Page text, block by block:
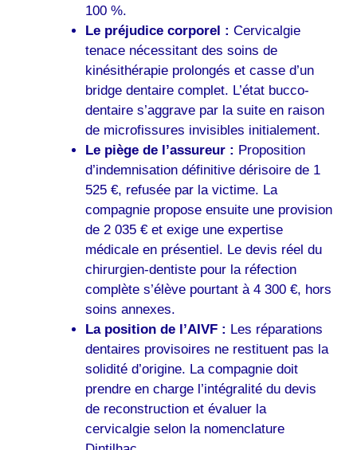
100 %.
Le préjudice corporel : Cervicalgie
tenace nécessitant des soins de
kinésithérapie prolongés et casse d’un
bridge dentaire complet. L’état bucco-
dentaire s’aggrave par la suite en raison
de microfissures invisibles initialement.
Le piège de l’assureur : Proposition
d’indemnisation définitive dérisoire de 1
525 €, refusée par la victime. La
compagnie propose ensuite une provision
de 2 035 € et exige une expertise
médicale en présentiel. Le devis réel du
chirurgien-dentiste pour la réfection
complète s’élève pourtant à 4 300 €, hors
soins annexes.
La position de l’AIVF : Les réparations
dentaires provisoires ne restituent pas la
solidité d’origine. La compagnie doit
prendre en charge l’intégralité du devis
de reconstruction et évaluer la
cervicalgie selon la nomenclature